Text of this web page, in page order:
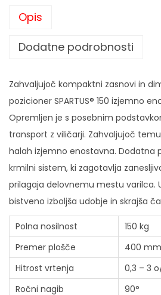
z
i
n
P
R
T
U
S
Opis
Dodatne podrobnosti
Zahvaljujoč kompaktni zasnovi in
pozicioner SPARTUS® 150 izjemno
Opremljen je s posebnim
transport z viličarji. Zahvaljujoč
halah izjemno enostavna. Dodatna
krmilni sistem, ki zagotavlja
prilagaja delovnemu mestu varilca.
bistveno izboljša udobje in skrajša
Polna nosilnost
150 kg
Premer plošče
400 mm
Hitrost vrtenja
0,3 – 3
Ročni nagib
90°